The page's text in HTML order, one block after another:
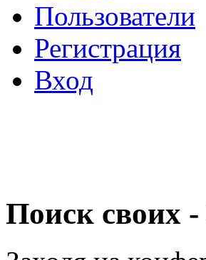
Пользователи
Регистрация
Вход
Поиск своих